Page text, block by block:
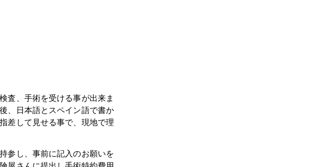
査、手術を受ける事が出来ま
、日本語とスペイン語で書か
差して見せる事で、現地で理
参し、事前に記入のお願いを